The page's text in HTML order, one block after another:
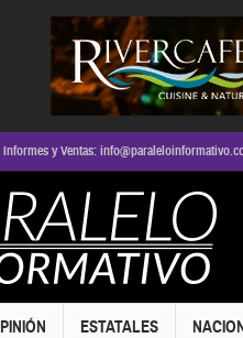
Informes y Ventas:
ESTATALES